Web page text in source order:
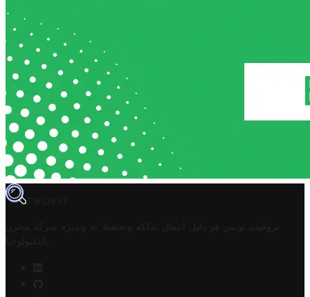
TROVIT
تروفيت تونس هو دليل أعمال تملكه وتحتفظ به وتديره
شركة مخزن
التكنولوجيا